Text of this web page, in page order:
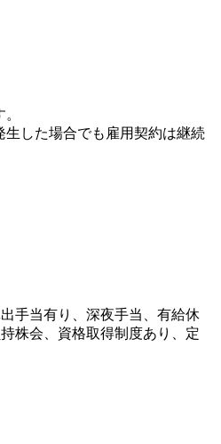
した場合でも雇用契約は継続
手当有り、深夜手当、有給休
株会、資格取得制度あり、定